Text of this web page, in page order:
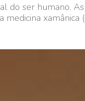
do ser humano. As
medicina xamânica